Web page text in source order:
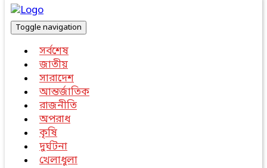
Toggle navigation
সর্বশেষ
জাতীয়
সারাদেশ
আন্তর্জাতিক
রাজনীতি
অপরাধ
কৃষি
দুর্ঘটনা
খেলাধুলা